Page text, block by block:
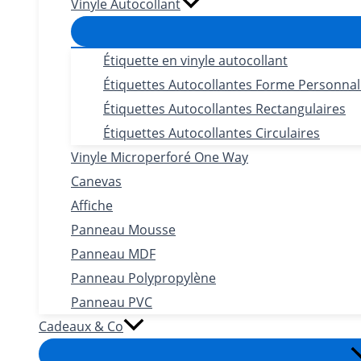
Vinyle Autocollant
Étiquette en vinyle autocollant
Étiquettes Autocollantes Forme
Étiquettes Autocollantes Rectangulaires
Étiquettes Autocollantes Circulaires
Vinyle Microperforé One Way
Canevas
Affiche
Panneau Mousse
Panneau MDF
Panneau Polypropylène
Panneau PVC
Cadeaux & Co